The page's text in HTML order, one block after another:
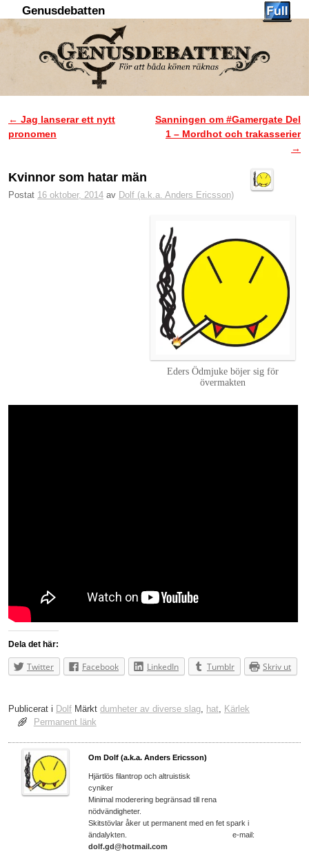
Genusdebatten
Inläggsnavigering
← Jag lanserar ett nytt
pronomen
Sanningen om #Gamergate Del
1 – Mordhot och trakasserier
→
Kvinnor som hatar män
Postat 16 oktober, 2014 av Dolf (a.k.a. Anders Ericsson)
Eders Ödmjuke böjer sig för
övermakten
Dela det här:
Twitter Facebook LinkedIn Tumblr Skriv ut
Publicerat i Dolf Märkt dumheter av diverse slag, hat, Kärlek
Permanent länk
Om Dolf (a.k.a. Anders Ericsson)
Hjärtlös filantrop och altruistisk
cyniker
Minimal moderering begränsad till rena
nödvändigheter.
Skitstövlar åker ut permanent med en fet spark i
ändalykten. e-mail:
dolf.gd@hotmail.com